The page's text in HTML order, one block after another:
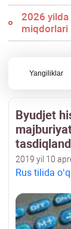
2026 yilda
miqdorlari
Yangiliklar
Byudjet
2019 yil 10
Rus tilida